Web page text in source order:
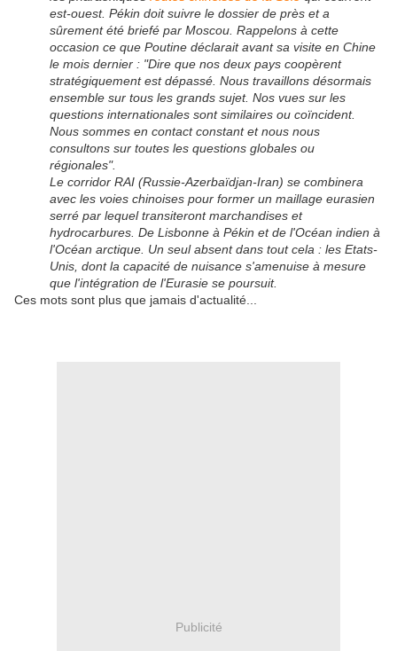
est-ouest. Pékin doit suivre le dossier de près et a
sûrement été briefé par Moscou. Rappelons à cette
occasion ce que Poutine déclarait avant sa visite en Chine
le mois dernier : "Dire que nos deux pays coopèrent
stratégiquement est dépassé. Nous travaillons désormais
ensemble sur tous les grands sujet. Nos vues sur les
questions internationales sont similaires ou coïncident.
Nous sommes en contact constant et nous nous
consultons sur toutes les questions globales ou
régionales".
Le corridor RAI (Russie-Azerbaïdjan-Iran) se combinera
avec les voies chinoises pour former un maillage eurasien
serré par lequel transiteront marchandises et
hydrocarbures. De Lisbonne à Pékin et de l'Océan indien à
l'Océan arctique. Un seul absent dans tout cela : les Etats-
Unis, dont la capacité de nuisance s'amenuise à mesure
que l'intégration de l'Eurasie se poursuit.
Ces mots sont plus que jamais d'actualité...
Publicité